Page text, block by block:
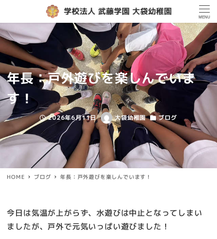
MENU
年長：戸外遊びを楽しんでいま
す！
投稿日
2026年6月11日
著
者
大袋幼稚園
カテゴリー
ブログ
HOME ブログ 年長：戸外遊びを楽しんでいます！
今日は気温が上がらず、水遊びは中止となってしまい
ましたが、戸外で元気いっぱい遊びました！